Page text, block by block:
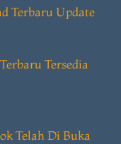
Terbaru Update
Tersedia
Telah Di Buka